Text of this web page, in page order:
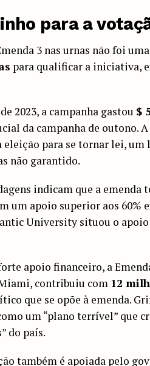
para a
3 nas urnas não foi
para qualificar a iniciativa,
2023, a campanha gastou $
da campanha de outono.
eleição para se tornar lei,
não garantido.
indicam que a emenda
um apoio superior aos 60%
University situou o apoio
apoio financeiro, a
contribuiu com 12
que se opõe à emenda.
um “plano terrível” que
do país.
também é apoiada pelo